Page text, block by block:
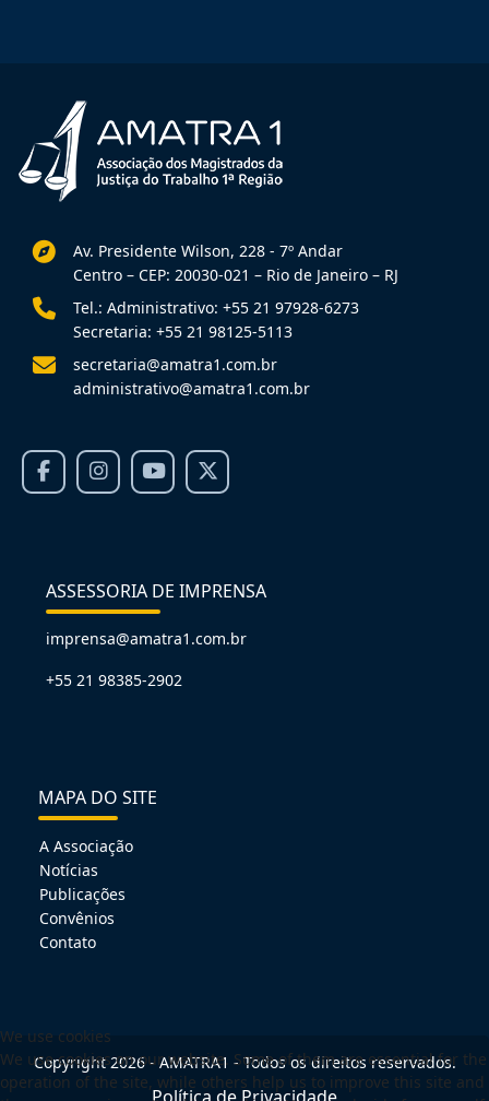
Av. Presidente Wilson, 228 - 7º Andar
Centro – CEP: 20030-021 – Rio de Janeiro – RJ
Tel.: Administrativo: +55 21 97928-6273
Secretaria: +55 21 98125-5113
secretaria@amatra1.com.br
administrativo@amatra1.com.br
ASSESSORIA DE IMPRENSA
imprensa@amatra1.com.br
+55 21 98385-2902
MAPA DO SITE
A Associação
Notícias
Publicações
Convênios
Contato
Copyright 2026 - AMATRA1 - Todos os direitos reservados.
We use cookies
We use cookies on our website. Some of them are essential for the
operation of the site, while others help us to improve this site and